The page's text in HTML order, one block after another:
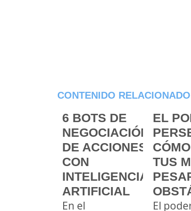
CONTENIDO
6 BOTS DE
NEGOCIACIÓN
DE ACCIONES
CON
INTELIGENCIA
ARTIFICIAL
En el
EL
TUS
El